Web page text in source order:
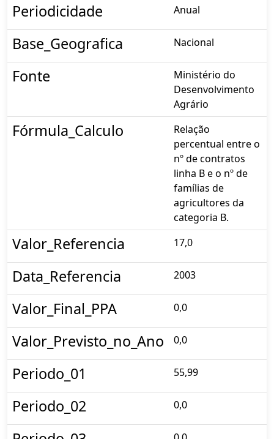
Periodicidade Anual
Base_Geografica Nacional
Fonte
Ministério do
Desenvolvimento
Agrário
Fórmula_Calculo
Relação
percentual entre o
nº de contratos
linha B e o nº de
famílias de
agricultores da
categoria B.
Valor_Referencia 17,0
Data_Referencia 2003
Valor_Final_PPA 0,0
Valor_Previsto_no_Ano 0,0
Periodo_01 55,99
Periodo_02 0,0